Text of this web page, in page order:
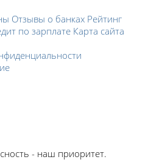
Отзывы о банках Рейтинг
по зарплате Карта сайта
- наш приоритет.